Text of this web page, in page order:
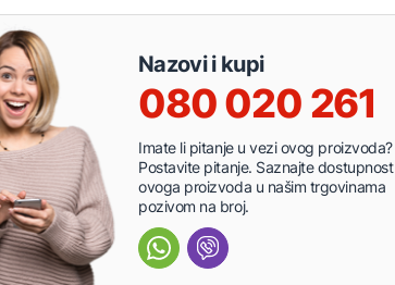
Nazovi i kupi
080 020 261
Imate li pitanje u vezi ovog proizvoda?
Postavite pitanje. Saznajte dostupnost
ovoga proizvoda u našim trgovinama
pozivom na broj.